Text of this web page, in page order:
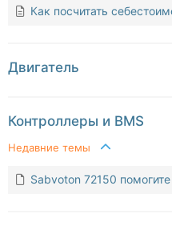
Как посчитать
Двигатель
Контроллеры и BMS
Недавние темы
Sabvoton 72150